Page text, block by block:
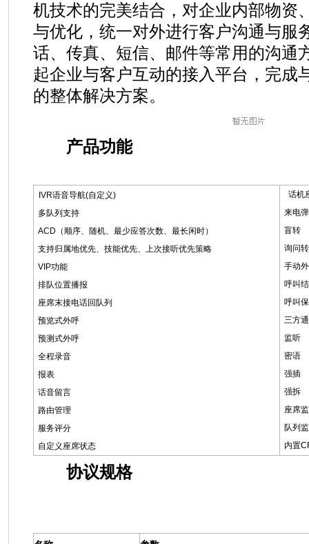
机技术的完美结合，对企业内部物资
与优化，统一对外进行客户沟通与服
话、传真、短信、邮件等常用的沟通
起企业与客户互动的接入平台，完成
的整体解决方案。
产品功能
IVR语音导航(自定义)
多队列支持
ACD（顺序、随机、最少应答次数、最长闲时）
支持归属地优先、技能优先、上次接听优先策略
VIP功能
排队位置播报
座席末接电话回队列
预览式外呼
预测式外呼
全程录音
报表
话音留言
路由管理
服务评分
自定义座席状态
话机
来电
盲转
询问转
手动
呼叫
呼叫
三方
监听
密语
强插
强拆
座席
队列
内置
协议规格